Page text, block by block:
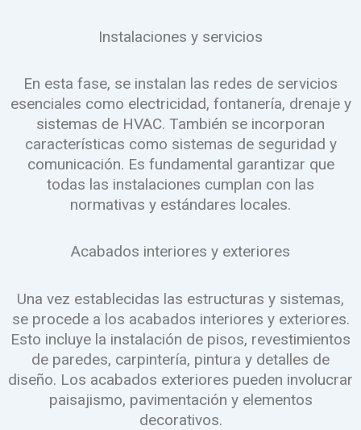
Instalaciones y servicios
En esta fase, se instalan las redes de servicios
esenciales como electricidad, fontanería, drenaje y
sistemas de HVAC. También se incorporan
características como sistemas de seguridad y
comunicación. Es fundamental garantizar que
todas las instalaciones cumplan con las
normativas y estándares locales.
Acabados interiores y exteriores
Una vez establecidas las estructuras y sistemas,
se procede a los acabados interiores y exteriores.
Esto incluye la instalación de pisos, revestimientos
de paredes, carpintería, pintura y detalles de
diseño. Los acabados exteriores pueden involucrar
paisajismo, pavimentación y elementos
decorativos.